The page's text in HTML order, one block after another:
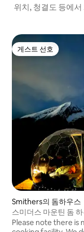
위치, 청결도 등에
게스트 선호
게스트 선호
Smithers의 돔하우스
스미더스 마운틴 돔
Please note there is